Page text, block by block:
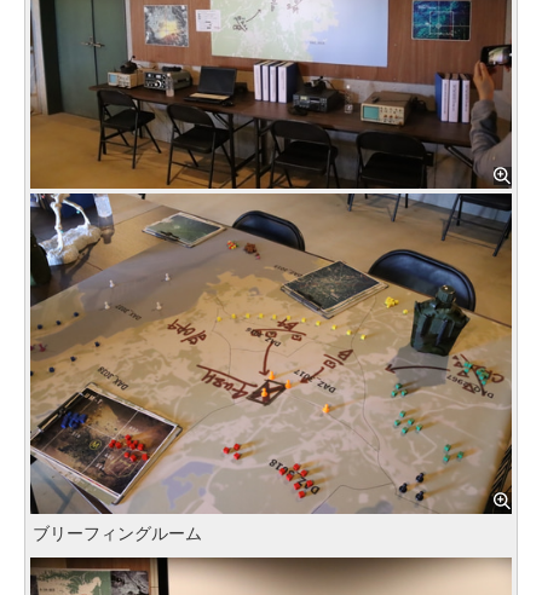
ブリーフィングルーム